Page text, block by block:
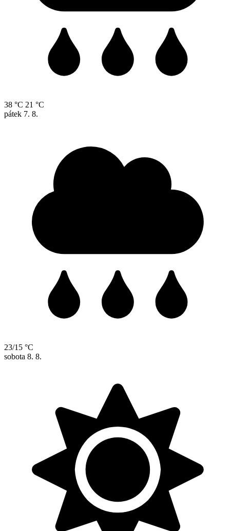
38 °C 21 °C
pátek 7. 8.
23/15 °C
sobota 8. 8.